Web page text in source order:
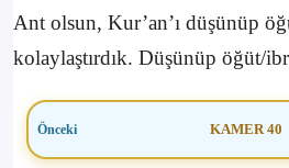
Ant olsun, Kur’an’ı düşünüp
kolaylaştırdık. Düşünüp öğüt/
KAMER 40